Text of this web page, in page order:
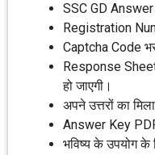
SSC GD
Registration
Captcha Code
Response
हो जाएगी।
अपने उत्तरों का
Answer Key
भविष्य के उपयोग के